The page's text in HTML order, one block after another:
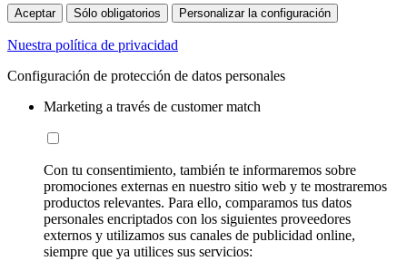
Aceptar Sólo obligatorios Personalizar la configuración
Nuestra política de privacidad
Configuración de protección de datos personales
Marketing a través de customer match
Con tu consentimiento, también te informaremos sobre
promociones externas en nuestro sitio web y te mostraremos
productos relevantes. Para ello, comparamos tus datos
personales encriptados con los siguientes proveedores
externos y utilizamos sus canales de publicidad online,
siempre que ya utilices sus servicios: